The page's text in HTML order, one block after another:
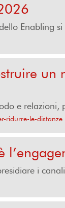
Enabling
un
e relazioni,
ridurre-le-distanze
i